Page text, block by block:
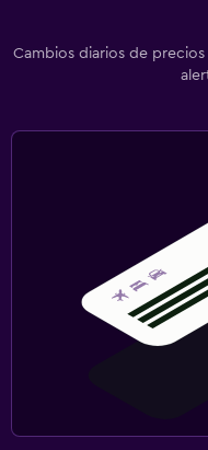
Cambios diarios de